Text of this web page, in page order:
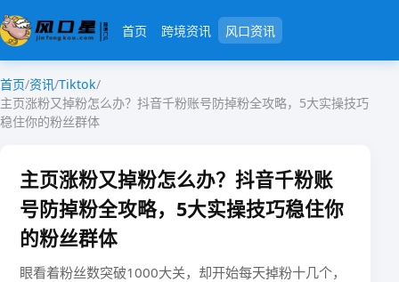
首页 跨境资讯 风口资讯
首页/资讯/Tiktok/
主页涨粉又掉粉怎么办？抖音千粉账号防掉粉全攻略，5大实操技巧
稳住你的粉丝群体
主页涨粉又掉粉怎么办？抖音千粉账
号防掉粉全攻略，5大实操技巧稳住你
的粉丝群体
眼看着粉丝数突破1000大关，却开始每天掉粉十几个，